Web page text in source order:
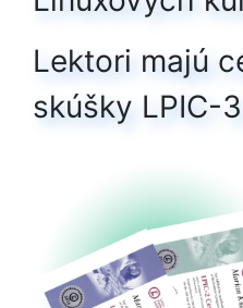
Lektori majú
skúšky LPIC-3